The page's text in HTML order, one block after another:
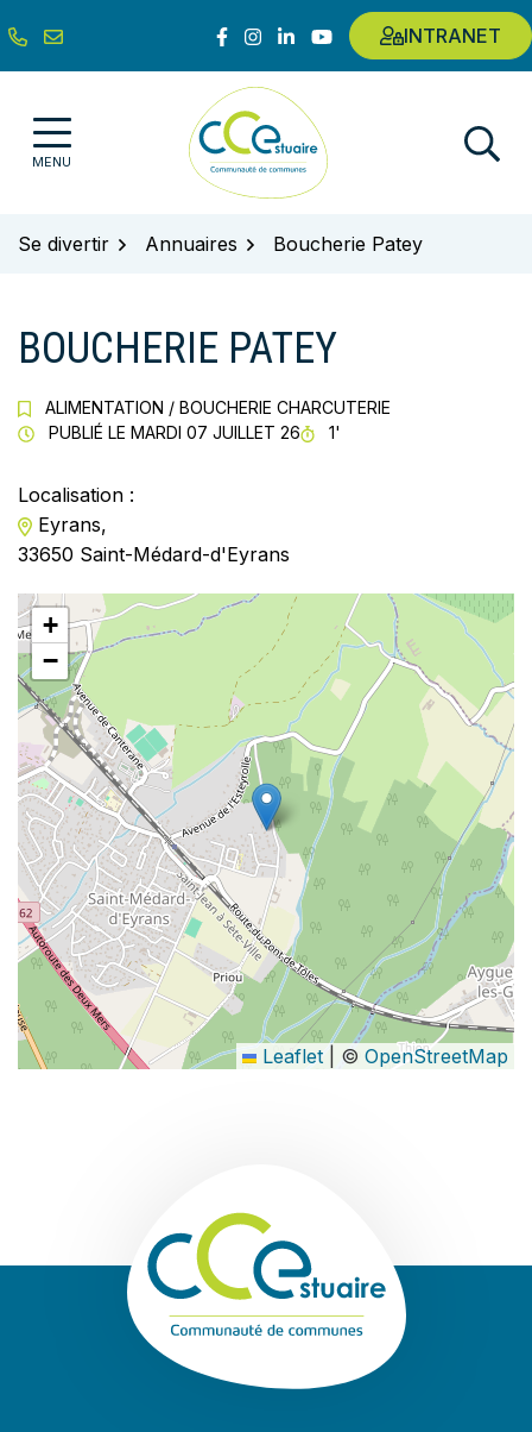
au
contenu
Lien vers le compte Facebook
Lien vers le compte Instagram
Lien vers le compte Linkedin
Lien vers la chaîne Youtube
INTRANET
MENU Communauté de communes de
Se divertir Annuaires Boucherie Patey
BOUCHERIE PATEY
ALIMENTATION / BOUCHERIE CHARCUTERIE
PUBLIÉ LE MARDI 07 JUILLET 26 TEMPS DE LECTURE
1'
Localisation :
Eyrans,
33650 Saint-Médard-d'Eyrans
+
−
Leaflet © OpenStreetMap